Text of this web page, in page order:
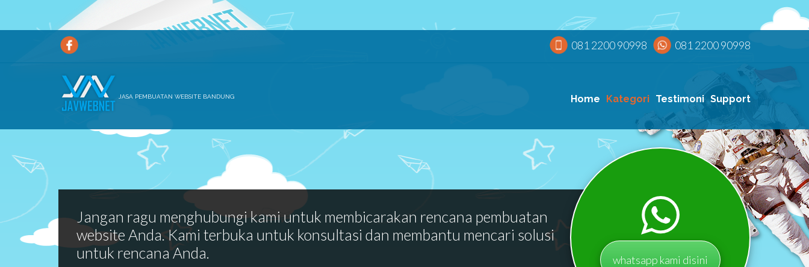
081 2200 90998 081 2200 90998
JASA PEMBUATAN WEBSITE BANDUNG Home Kategori Testimoni Support
Jangan ragu menghubungi kami untuk membicarakan rencana pembuatan
website Anda. Kami terbuka untuk konsultasi dan membantu mencari solusi
untuk rencana Anda.
whatsapp kami disini